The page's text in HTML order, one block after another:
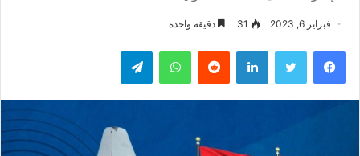
فبراير 6, 2023 31 دقيقة واحدة
فيسبوك تويتر لينكدإن واتساب تيلقرام